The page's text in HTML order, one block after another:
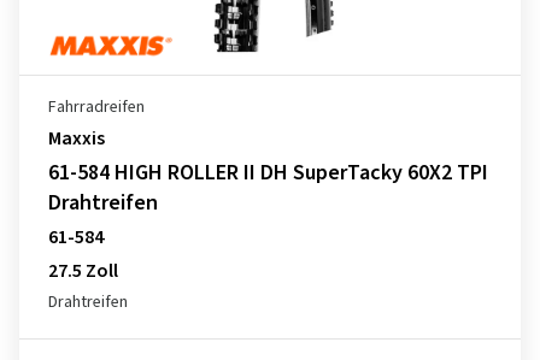
Fahrradreifen
Maxxis
61-584 HIGH ROLLER II DH SuperTacky 60X2 TPI
Drahtreifen
61-584
27.5 Zoll
Drahtreifen